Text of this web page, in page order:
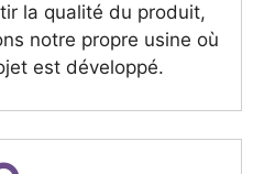
la qualité du produit,
notre propre usine où
est développé.